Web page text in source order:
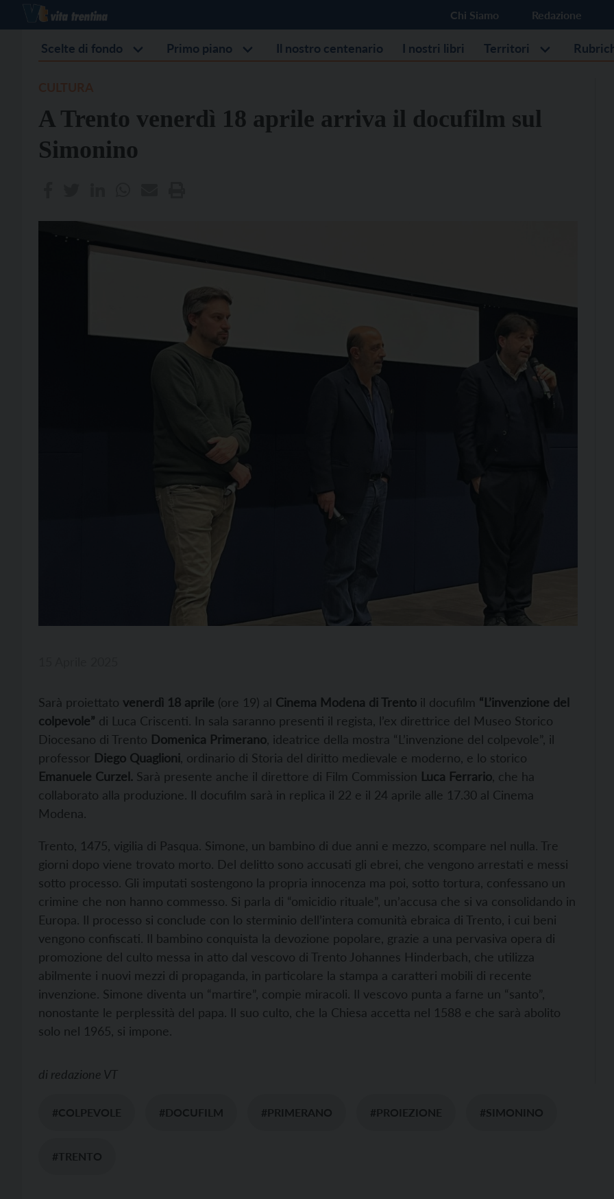
Chi Siamo Redazione
Scelte di fondo Primo piano Il nostro centenario I nostri libri Territori
A Trento venerdì 18 aprile arriva il docufilm sul
Simonino
Sarà proiettato venerdì 18 aprile (ore 19) al Cinema Modena di Trento il docufilm “L’invenzione del
colpevole” di Luca Criscenti. In sala saranno presenti il regista, l’ex direttrice del Museo Storico
Diocesano di Trento Domenica Primerano, ideatrice della mostra “L’invenzione del colpevole”, il
professor Diego Quaglioni, ordinario di Storia del diritto medievale e moderno, e lo storico
Emanuele Curzel. Sarà presente anche il direttore di Film Commission Luca Ferrario, che ha
collaborato alla produzione. Il docufilm sarà in replica il 22 e il 24 aprile alle 17.30 al Cinema
Modena.
Trento, 1475, vigilia di Pasqua. Simone, un bambino di due anni e mezzo, scompare nel nulla. Tre
giorni dopo viene trovato morto. Del delitto sono accusati gli ebrei, che vengono arrestati e messi
sotto processo. Gli imputati sostengono la propria innocenza ma poi, sotto tortura, confessano un
crimine che non hanno commesso. Si parla di “omicidio rituale”, un’accusa che si va consolidando in
Europa. Il processo si conclude con lo sterminio dell’intera comunità ebraica di Trento, i cui beni
vengono confiscati. Il bambino conquista la devozione popolare, grazie a una pervasiva opera di
promozione del culto messa in atto dal vescovo di Trento Johannes Hinderbach, che utilizza
abilmente i nuovi mezzi di propaganda, in particolare la stampa a caratteri mobili di recente
invenzione. Simone diventa un “martire”, compie miracoli. Il vescovo punta a farne un “santo”,
nonostante le perplessità del papa. Il suo culto, che la Chiesa accetta nel 1588 e che sarà abolito
solo nel 1965, si impone.
di redazione VT
#COLPEVOLE #DOCUFILM #PRIMERANO #PROIEZIONE #SIMONINO
#TRENTO